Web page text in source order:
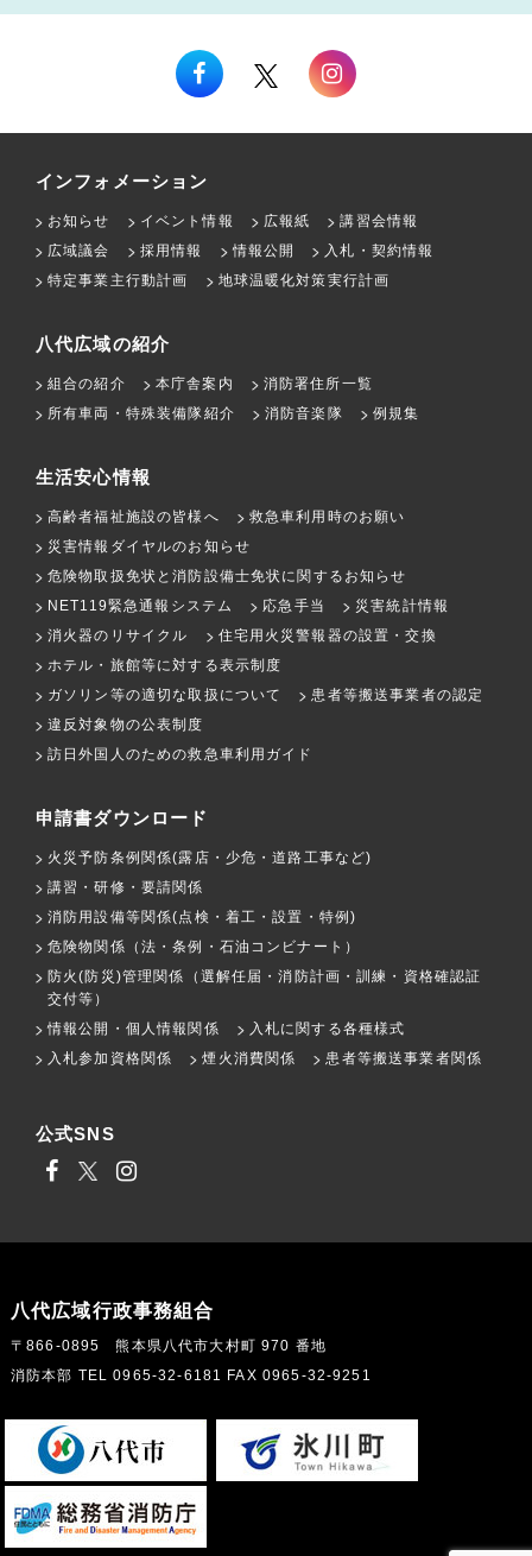
インフォメーション
お知らせ イベント情報 広報紙
講習会情報
広域議会
採用情報 情報公開
入札・契約情報
特定事業主行動計画
地球温暖化対策実行計画
八代広域の紹介
組合の紹介 本庁舎案内
消防署住所一覧
所有車両・特殊装備隊紹介
消防音楽隊 例規集
生活安心情報
高齢者福祉施設の皆様へ
救急車利用時のお願い
災害情報ダイヤルのお知らせ
危険物取扱免状と消防設備士免状に関するお知らせ
NET119緊急通報システム
応急手当
災害統計情報
消火器のリサイクル
住宅用火災警報器の設置・交換
ホテル・旅館等に対する表示制度
ガソリン等の適切な取扱について
患者等搬送事業者の認定
違反対象物の公表制度
訪日外国人のための救急車利用ガイド
申請書ダウンロード
火災予防条例関係(露店・少危・道路工事など)
講習・研修・要請関係
消防用設備等関係(点検・着工・設置・特例)
危険物関係（法・条例・石油コンビナート）
防火(防災)管理関係（選解任届・消防計画・訓練・資格確認証
交付等）
情報公開・個人情報関係
入札に関する各種様式
入札参加資格関係
煙火消費関係 患者等搬送事業者関係
公式SNS
八代広域行政事務組合
〒866-0895 熊本県八代市大村町 970 番地
消防本部 TEL 0965-32-6181 FAX 0965-32-9251